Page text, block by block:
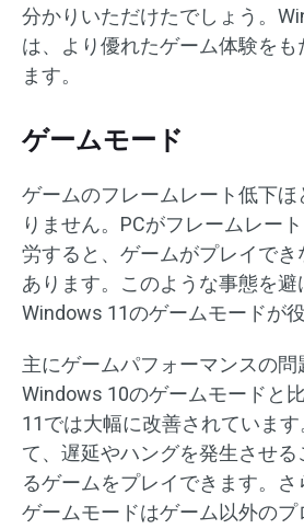
分かりいただけたでしょう。
は、より優れたゲーム体験をも
ます。
ゲームモード
ゲームのフレームレート低下
りません。PCがフレームレー
労すると、ゲームがプレイで
あります。このような事態を避
Windows 11のゲームモードが役
主にゲームパフォーマンスの問
Windows 10のゲームモードと
11では大幅に改善されていま
て、遅延やハングを発生させ
るゲームをプレイできます。さ
ゲームモードはゲーム以外の